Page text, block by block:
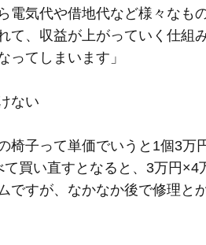
電気代や借地代など様々なも
、収益が上がっていく仕組
ってしまいます」
ない
椅子って単価でいうと1個3万
買い直すとなると、3万円×4
ですが、なかなか後で修理と